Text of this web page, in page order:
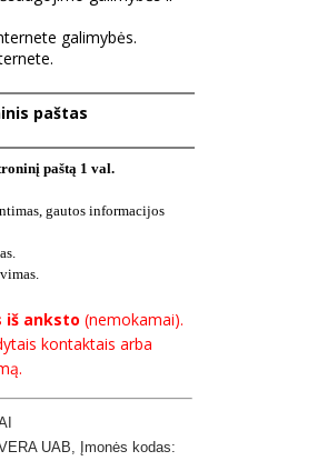
galimybės.
paštas
paštą 1 val.
gautos informacijos
anksto (nemokamai).
kontaktais arba
UAB, Įmonės kodas: